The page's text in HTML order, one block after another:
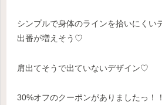
シンプルで身体のラインを拾いにくい
出番が増えそう♡
肩出てそうで出ていないデザイン♡
30%オフのクーポンがありましたっ！！